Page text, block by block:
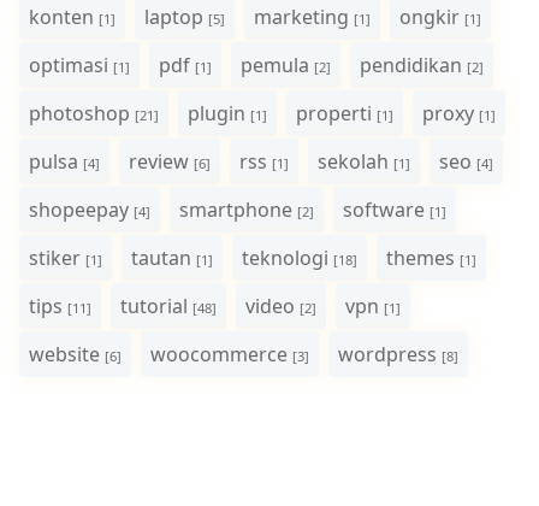
konten [1] laptop [5] marketing [1] ongkir [1]
optimasi [1] pdf [1] pemula [2] pendidikan [2]
photoshop [21] plugin [1] properti [1] proxy [1]
pulsa [4] review [6] rss [1] sekolah [1] seo [4]
shopeepay [4] smartphone [2] software [1]
stiker [1] tautan [1] teknologi [18] themes [1]
tips [11] tutorial [48] video [2] vpn [1]
website [6] woocommerce [3] wordpress [8]